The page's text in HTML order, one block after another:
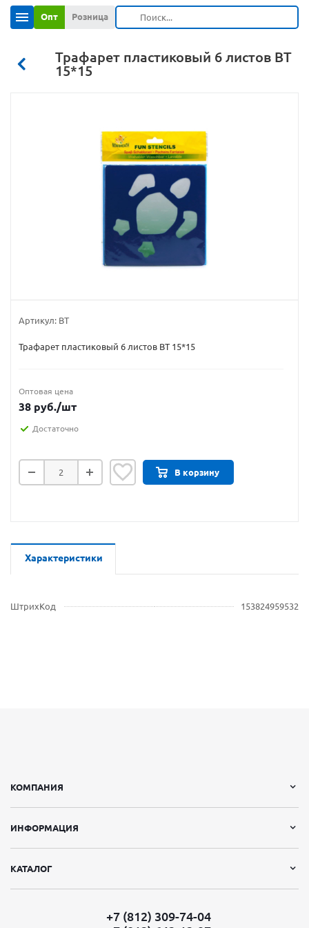
Опт Розница
Трафарет пластиковый 6 листов BT
15*15
Артикул: BT
Трафарет пластиковый 6 листов BT 15*15
Оптовая цена
38 руб./шт
Достаточно
В корзину
Характеристики
ШтрихКод 153824959532
КОМПАНИЯ
ИНФОРМАЦИЯ
КАТАЛОГ
+7 (812) 309-74-04